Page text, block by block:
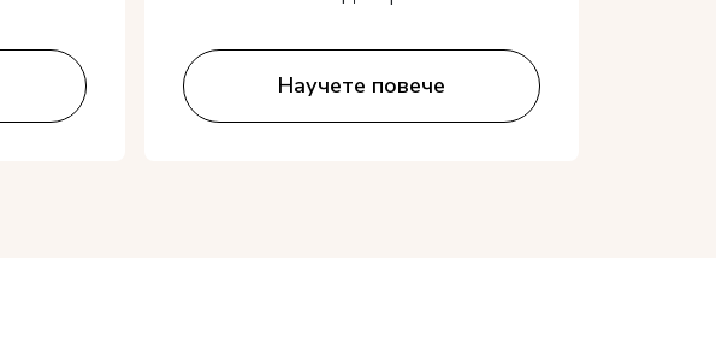
Научете повече